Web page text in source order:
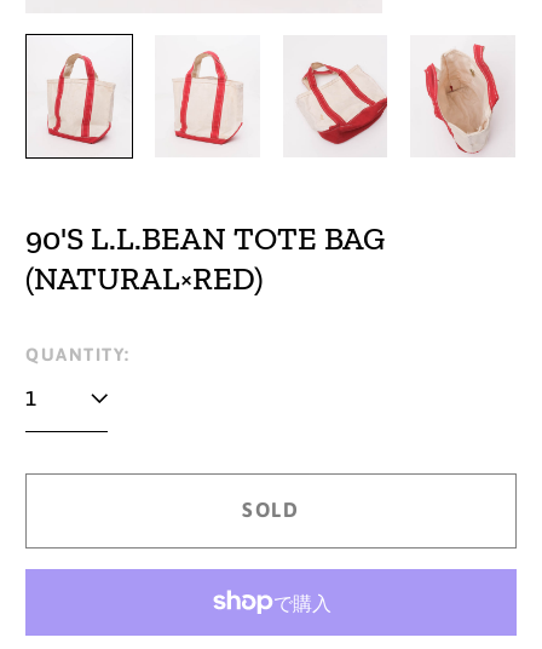
90'S L.L.BEAN TOTE BAG
(NATURAL×RED)
Regular
price
QUANTITY:
SOLD